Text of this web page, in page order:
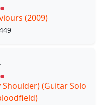
(2009)
Shoulder) (Guitar Solo